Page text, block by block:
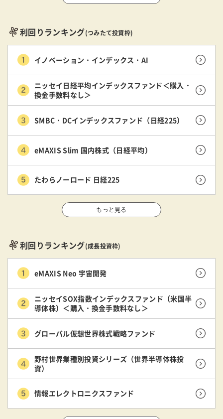
利回りランキング(つみたて投資枠)
イノベーション・インデックス・AI
ニッセイ日経平均インデックスファンド＜購入・
換金手数料なし＞
SMBC・DCインデックスファンド（日経225）
eMAXIS Slim 国内株式（日経平均）
たわらノーロード 日経225
もっと見る
利回りランキング(成長投資枠)
eMAXIS Neo 宇宙開発
ニッセイSOX指数インデックスファンド（米国半
導体株）＜購入・換金手数料なし＞
グローバル仮想世界株式戦略ファンド
野村世界業種別投資シリーズ（世界半導体株投
資）
情報エレクトロニクスファンド